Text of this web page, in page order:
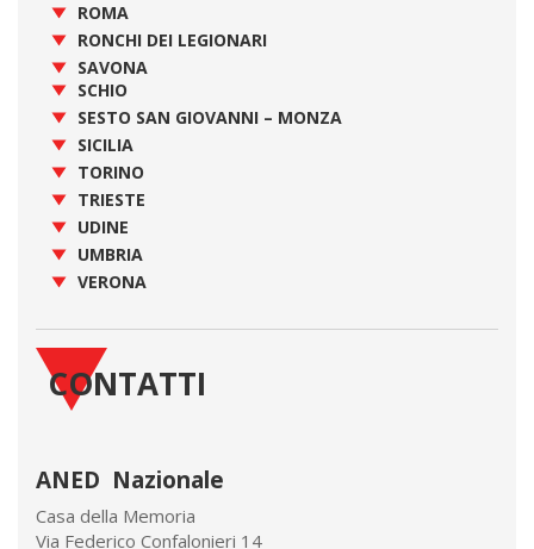
ROMA
RONCHI DEI LEGIONARI
SAVONA
SCHIO
SESTO SAN GIOVANNI – MONZA
SICILIA
TORINO
TRIESTE
UDINE
UMBRIA
VERONA
CONTATTI
ANED Nazionale
Casa della Memoria
Via Federico Confalonieri 14